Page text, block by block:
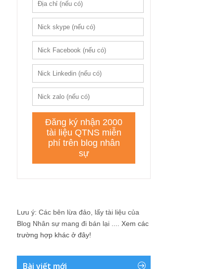
Lưu ý: Các bên lừa đảo, lấy tài liệu của
Blog Nhân sự mang đi bán lại .... Xem các
trường hợp khác ở đây!
Bài viết mới